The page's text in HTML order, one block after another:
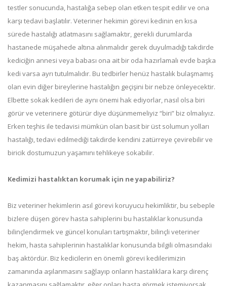
testler sonucunda, hastalığa sebep olan etken tespit edilir ve ona
karşı tedavi başlatılır. Veteriner hekimin görevi kedinin en kısa
sürede hastalığı atlatmasını sağlamaktır, gerekli durumlarda
hastanede müşahede altına alınmalıdır gerek duyulmadığı takdirde
kediciğin annesi veya babası ona ait bir oda hazırlamalı evde başka
kedi varsa ayrı tutulmalıdır. Bu tedbirler henüz hastalık bulaşmamış
olan evin diğer bireylerine hastalığın geçişini bir nebze önleyecektir.
Elbette sokak kedileri de aynı önemi hak ediyorlar, nasıl olsa biri
görür ve veterinere götürür diye düşünmemeliyiz “biri” biz olmalıyız.
Erken teşhis ile tedavisi mümkün olan basit bir üst solumun yolları
hastalığı, tedavi edilmediği takdirde kendini zatürreye çevirebilir ve
biricik dostumuzun yaşamını tehlikeye sokabilir.
Kedimizi hastalıktan korumak için ne yapabiliriz?
Biz veteriner hekimlerin asıl görevi koruyucu hekimliktir, bu sebeple
bizlere düşen görev hasta sahiplerini bu hastalıklar konusunda
bilinçlendirmek ve güncel konuları tartışmaktır, bilinçli veteriner
hekim, hasta sahiplerinin hastalıklar konusunda bilgili olmasındaki
baş aktördür. Biz kedicilerin en önemli görevi kedilerimizin
zamanında aşılanmasını sağlayıp onların hastalıklara karşı direnç